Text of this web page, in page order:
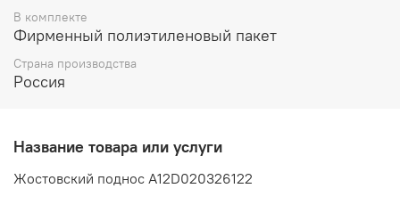
В комплекте
Фирменный полиэтиленовый пакет
Страна производства
Россия
Название товара или услуги
Жостовский поднос A12D020326122